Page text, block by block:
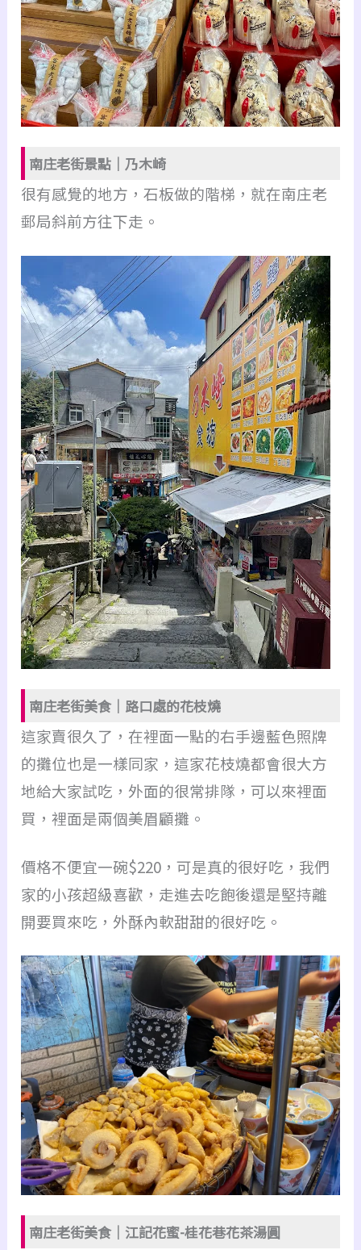
南庄老街景點｜乃木崎
很有感覺的地方，石板做的階梯，就在南庄老
郵局斜前方往下走。
南庄老街美食｜路口處的花枝燒
這家賣很久了，在裡面一點的右手邊藍色照牌
的攤位也是一樣同家， 這家花枝燒都會很大方
地給大家試吃， 外面的很常排隊，可以來裡面
買，裡面是兩個美眉顧攤。
價格不便宜一碗$220，可是真的很好吃，我們
家的小孩超級喜歡， 走進去吃飽後還是堅持離
開要買來吃， 外酥內軟甜甜的很好吃。
南庄老街美食｜江記花蜜-桂花巷花茶湯圓